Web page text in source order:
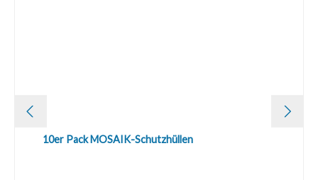
10er Pack MOSAIK-Schutzhüllen